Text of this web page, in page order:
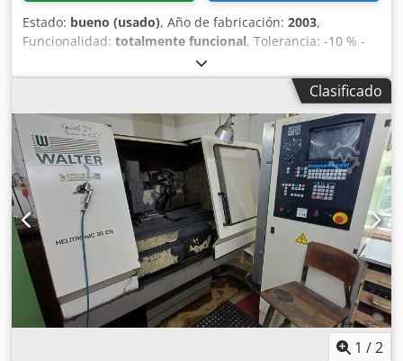
Estado: bueno (usado), Año de fabricación: 2003,
Funcionalidad: totalmente funcional, Tolerancia: -10 % -
+6 % Crodpfx Ajzl Thcjbzsf Presión de los neumáticos: 4 - 6
bares Potencia: < 1000 VA
Clasificado
1 /2